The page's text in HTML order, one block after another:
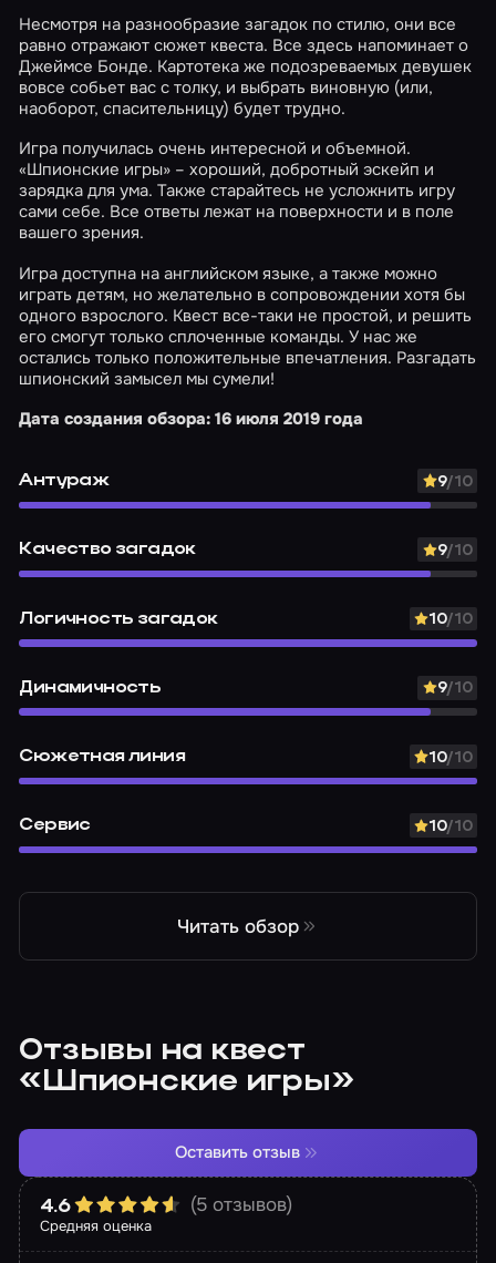
Несмотря на разнообразие загадок по стилю, они все
равно отражают сюжет квеста. Все здесь напоминает о
Джеймсе Бонде. Картотека же подозреваемых девушек
вовсе собьет вас с толку, и выбрать виновную (или,
наоборот, спасительницу) будет трудно.
Игра получилась очень интересной и объемной.
«Шпионские игры» – хороший, добротный эскейп и
зарядка для ума. Также старайтесь не усложнить игру
сами себе. Все ответы лежат на поверхности и в поле
вашего зрения.
Игра доступна на английском языке, а также можно
играть детям, но желательно в сопровождении хотя бы
одного взрослого. Квест все-таки не простой, и решить
его смогут только сплоченные команды. У нас же
остались только положительные впечатления. Разгадать
шпионский замысел мы сумели!
Дата создания обзора: 16 июля 2019 года
Антураж 9/10
Качество загадок 9/10
Логичность загадок 10/10
Динамичность 9/10
Сюжетная линия 10/10
Сервис 10/10
Читать обзор
Отзывы на квест
«Шпионские игры»
Средняя оценка
4.6 (5 отзывов)
Оставить отзыв